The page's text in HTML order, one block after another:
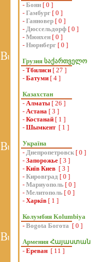
- Бонн [ 0 ]
- Гамбург [ 0 ]
- Ганновер [ 0 ]
- Дюссельдорф [ 0 ]
- Мюнхен [ 0 ]
- Нюрнберг [ 0 ]
Грузия საქართველო
- Тбилиси [ 27 ]
- Батуми [ 4 ]
Казахстан
- Алматы [ 26 ]
- Астана [ 3 ]
- Костанай [ 1 ]
- Шымкент [ 1 ]
Україна
- Днепропетровск [ 0 ]
- Запорожье [ 3 ]
- Київ Киев [ 3 ]
- Кировград [ 0 ]
- Мариуополь [ 0 ]
- Мелитополь [ 0 ]
- Харків [ 1 ]
Колумбия Kolumbiya
- Bogota Богота [ 0 ]
Армения Հայաստան
- Ереван [ 11 ]